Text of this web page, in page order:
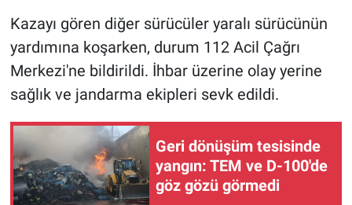
Kazayı gören diğer sürücüler yaralı sürücünün
yardımına koşarken, durum 112 Acil Çağrı
Merkezi'ne bildirildi. İhbar üzerine olay yerine
sağlık ve jandarma ekipleri sevk edildi.
Geri dönüşüm tesisinde
yangın: TEM ve D-100'de
göz gözü görmedi